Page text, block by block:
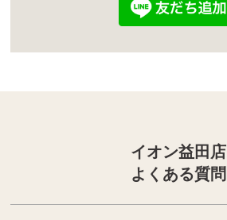
イオン益田店
よくある質問